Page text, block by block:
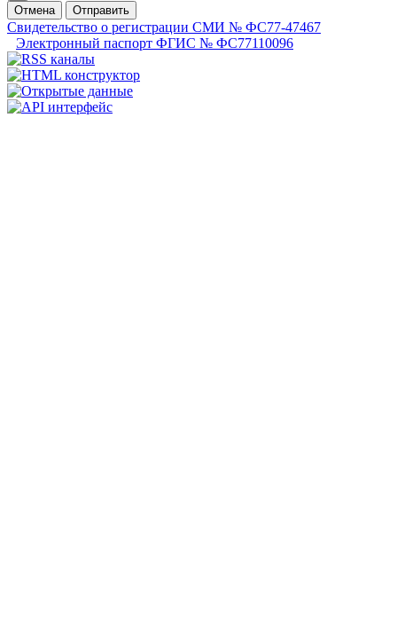
Отмена
Отправить
Свидетельство о регистрации СМИ № ФС77-47467
Электронный паспорт ФГИС № ФС77110096